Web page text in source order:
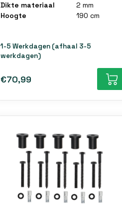
Dikte materiaal
2 mm
Hoogte
190 cm
1-5 Werkdagen (afhaal 3-5
werkdagen)
€70,99